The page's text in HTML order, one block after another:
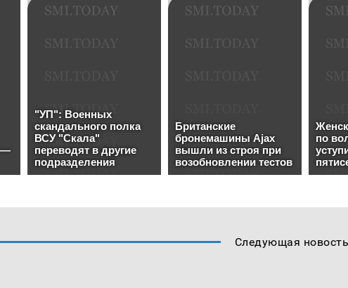
Следующая новость